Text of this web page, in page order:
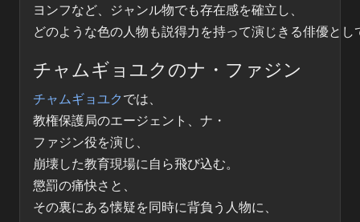
ヨンフなど、ジャンル物でも存在感を確立し、
どのような色の人物も説得力を持って演じきる俳優と
チャムギョユクのナ・ファジン
チャムギョユク では、
教権保護局のエージェント、ナ・
ファジン役を演じ、
崩壊した教育現場に自ら飛び込む。
懲罰の痛快さと、
その裏にある懐疑を同時に背負う人物に、